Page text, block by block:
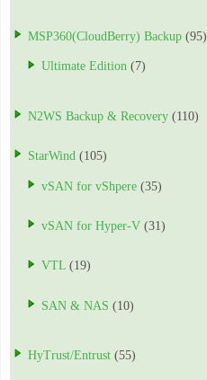
MSP360(CloudBerry) Backup (95)
Ultimate Edition (7)
N2WS Backup & Recovery (110)
StarWind (105)
vSAN for vShpere (35)
vSAN for Hyper-V (31)
VTL (19)
SAN & NAS (10)
HyTrust/Entrust (55)